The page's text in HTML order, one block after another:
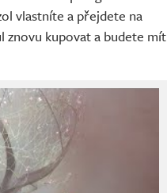
vlastníte a přejdete na
kupovat a budete mít